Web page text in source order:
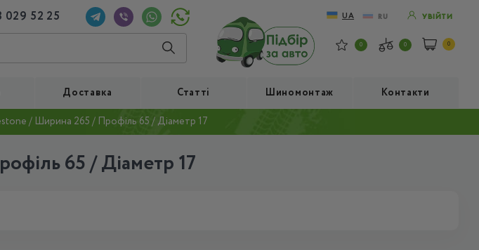
029 52 25 UA RU УВІЙТИ
0 0 0
Доставка Статті Шиномонтаж Контакти
/ Ширина 265 / Профіль 65 / Діаметр 17
65 / Діаметр 17